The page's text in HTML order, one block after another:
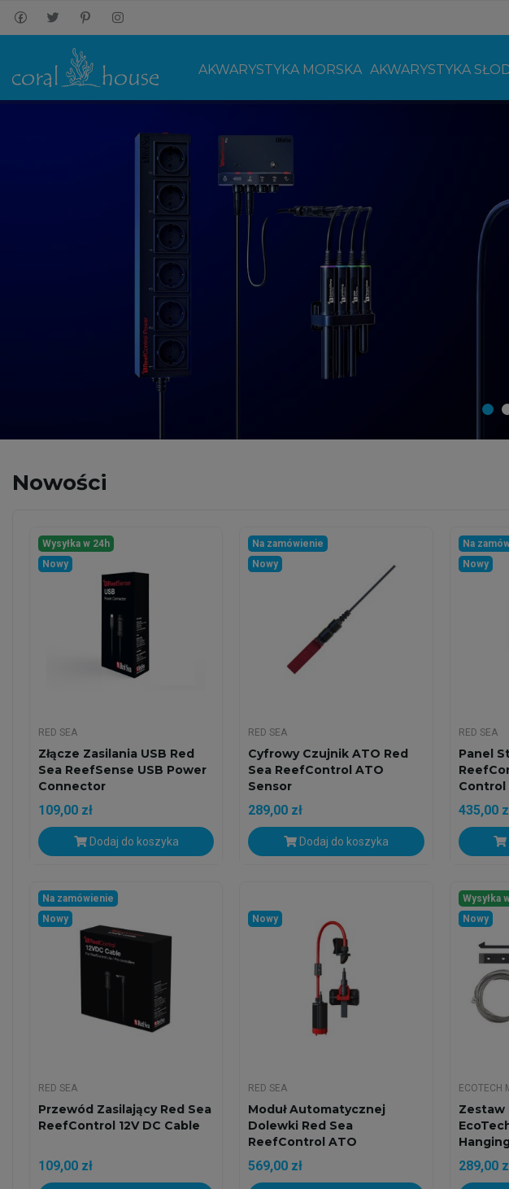
AKWARYSTYKA MORSKA AKWARYSTYKA
Nowości
Wysyłka w 24h
Nowy
RED SEA
Złącze Zasilania USB Red
Sea ReefSense USB Power
Connector
109,00 zł
Dodaj do koszyka
Na zamówienie
Nowy
RED SEA
Przewód Zasilający Red Sea
ReefControl 12V DC Cable
109,00 zł
Na zamówienie
Nowy
RED SEA
Cyfrowy Czujnik ATO Red
Sea ReefControl ATO
Sensor
289,00 zł
Dodaj do koszyka
Nowy
RED SEA
Moduł Automatycznej
Dolewki Red Sea
ReefControl ATO
569,00 zł
Na
Nowy
RED SEA
Panel
Control
435,00
Wysyłka
Nowy
ECOTECH
Zestaw
289,00